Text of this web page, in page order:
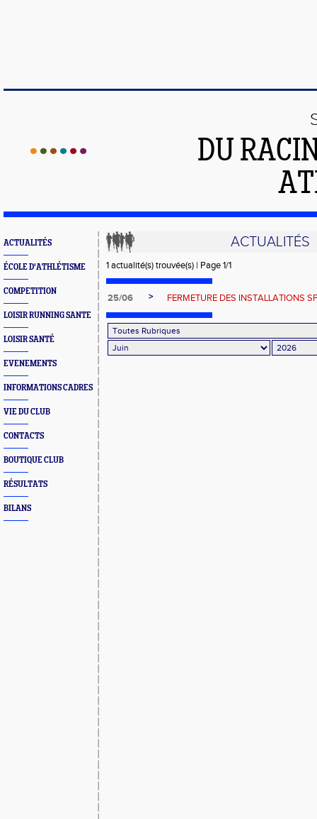
DU
ACTUALITÉS
ÉCOLE D'ATHLÉTISME
COMPETITION
LOISIR RUNNING SANTE
LOISIR SANTÉ
EVENEMENTS
INFORMATIONS CADRES
VIE DU CLUB
CONTACTS
BOUTIQUE CLUB
RÉSULTATS
BILANS
ACTUALITÉS
1 actualité(s) trouvée(s) | Page 1/1
25/06 > FERMETURE DES INSTALLATIONS